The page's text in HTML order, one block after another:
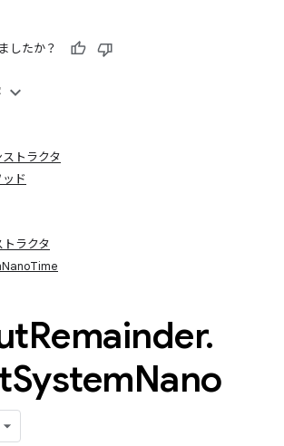
したか？
トラクタ
ド
ラクタ
Remainder.
SystemNano